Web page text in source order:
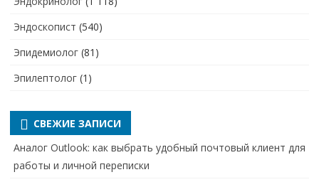
Эндоскопист (540)
Эпидемиолог (81)
Эпилептолог (1)
СВЕЖИЕ ЗАПИСИ
Аналог Outlook: как выбрать удобный почтовый клиент для
работы и личной переписки